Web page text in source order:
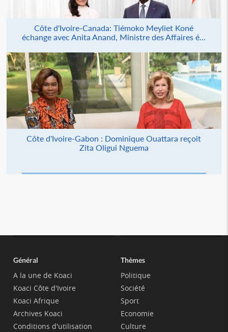
Côte d'Ivoire-Canada: Tiémoko Meyliet Koné
échange avec Anita Anand, Ministre des Affaires é...
Côte d'Ivoire-Gabon : Dominique Ouattara reçoit
Zita Oligui Nguema
Général
A la une de Koaci
Koaci Côte d'Ivoire
Koaci Afrique
Archives Koaci
Conditions d'utilisation
Thèmes
Politique
Société
Sport
Economie
Culture